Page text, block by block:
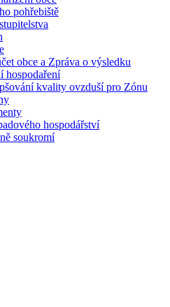
pohřebiště
obce a Zpráva o výsledku
hospodaření
kvality ovzduší pro Zónu
hospodářství
soukromí